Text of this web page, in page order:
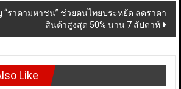
“ราคามหาชน” ช่วยคนไทยประหยัด ลดราคา
สินค้าสูงสุด 50% นาน 7 สัปดาห์
Like